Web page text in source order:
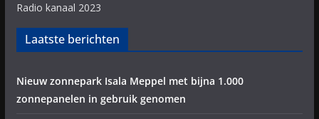
Radio kanaal 2023
Laatste berichten
Nieuw zonnepark Isala Meppel met bijna 1.000
zonnepanelen in gebruik genomen